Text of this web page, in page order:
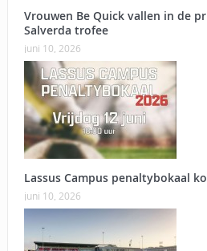
Vrouwen Be Quick vallen in de
Salverda trofee
juni 10, 2026
Lassus Campus penaltybokaal
juni 10, 2026